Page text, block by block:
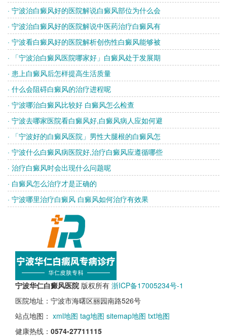
· 宁波治白癜风好的医院解说白癜风部位为什么会
· 宁波治白癜风好的医院解说中医药治疗白癜风有
· 宁波看白癜风好的医院解析创伤性白癜风能够被
· 「宁波治白癜风医院哪家好」白癜风处于发展期
· 患上白癜风后怎样提高生活质量
· 什么会阻碍白癜风的治疗进程呢
· 宁波哪治白癜风比较好 白癜风怎么检查
· 宁波去哪家医院看白癜风好,白癜风病人应如何避
· 「宁波好的白癜风医院」男性大腿根的白癜风怎
· 宁波什么白癜风病医院好,治疗白癜风应遵循哪些
· 治疗白癜风时会出现什么问题呢
· 白癜风怎么治疗才是正确的
· 宁波哪里治疗白癜风 白癜风如何治疗有效果
宁波华仁白癜风医院 版权所有 浙ICP备17005234号-1
医院地址：宁波市海曙区丽园南路526号
站点地图： xml地图 tag地图 sitemap地图 txt地图
健康热线： 0574-27711115